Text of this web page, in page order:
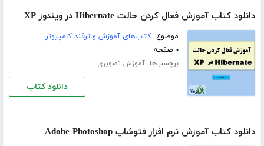
دانلود کتاب آموزش فعال کردن حالت Hibernate در ویندوز XP
موضوع:کتاب‌های آموزش و ترفند کامپیوتر
۰ صفحه
برچسب‌ها:آموزش تصویری
دانلود کتاب
دانلود کتاب آموزش نرم افزار فتوشاپ Adobe Photoshop